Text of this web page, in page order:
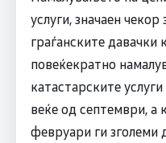
услуги, значаен
граѓанските давачки
повеќекратно
катастарските
веќе од септември, а
февруари ги зголеми